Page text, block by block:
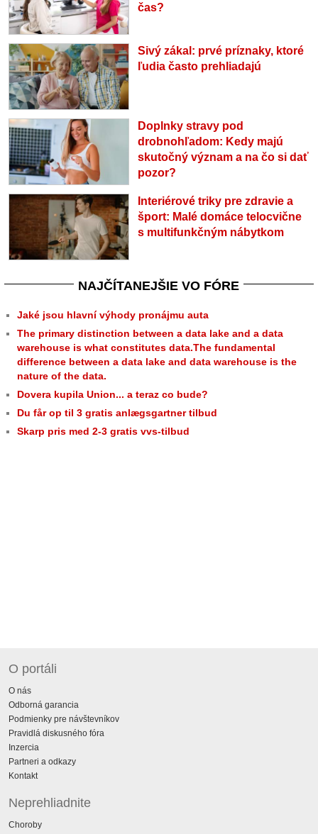
čas?
Sivý zákal: prvé príznaky, ktoré
ľudia často prehliadajú
Doplnky stravy pod
drobnohľadom: Kedy majú
skutočný význam a na čo si dať
pozor?
Interiérové triky pre zdravie a
šport: Malé domáce telocvične
s multifunkčným nábytkom
NAJČÍTANEJŠIE VO FÓRE
Jaké jsou hlavní výhody pronájmu auta
The primary distinction between a data lake and a data
warehouse is what constitutes data.The fundamental
difference between a data lake and data warehouse is the
nature of the data.
Dovera kupila Union... a teraz co bude?
Du får op til 3 gratis anlægsgartner tilbud
Skarp pris med 2-3 gratis vvs-tilbud
O portáli
O nás
Odborná garancia
Podmienky pre návštevníkov
Pravidlá diskusného fóra
Inzercia
Partneri a odkazy
Kontakt
Neprehliadnite
Choroby